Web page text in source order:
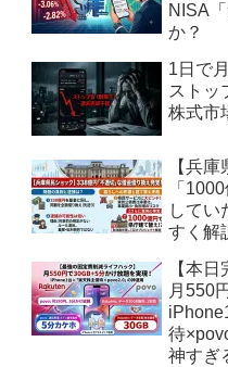
NISA
か？
1日で
ストッ
株式市
【兵
「
してい
すく解
【本
月550
待
神すぎ